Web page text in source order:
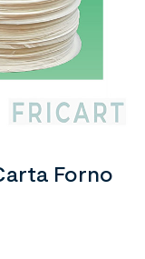
Forno